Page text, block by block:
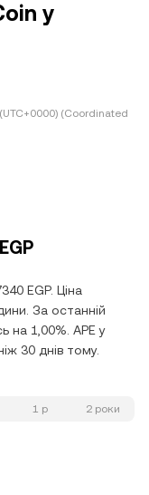
у
(Coordinated
EGP. Ціна
За останній
на 1,00%. APE у
30 днів тому.
1 р 2 роки